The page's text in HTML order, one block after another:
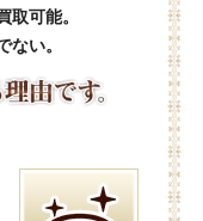
取可能。
ない。